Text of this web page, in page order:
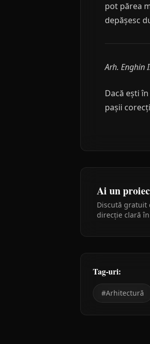
pot părea
depășesc
Arh. Enghin
Dacă ești
pașii
Ai un
Discută
direcție clară
Tag-uri:
#Arhitectură